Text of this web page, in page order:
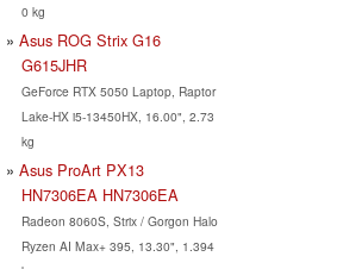
0 kg
Asus ROG Strix G16
G615JHR
GeForce RTX 5050 Laptop, Raptor
Lake-HX i5-13450HX, 16.00", 2.73
kg
Asus ProArt PX13
HN7306EA HN7306EA
Radeon 8060S, Strix / Gorgon Halo
Ryzen AI Max+ 395, 13.30", 1.394